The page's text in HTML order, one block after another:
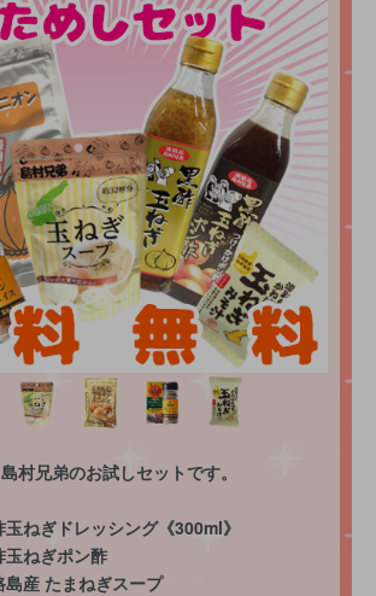
村兄弟のお試しセットです。
玉ねぎドレッシング《300ml》
玉ねぎポン酢
島産 たまねぎスープ